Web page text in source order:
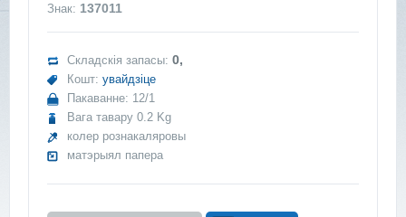
Знак: 137011
Складскія запасы:0,
Кошт:увайдзіце
Пакаванне: 12/1
Вага тавару 0.2 Kg
колер рознакаляровы
матэрыял папера